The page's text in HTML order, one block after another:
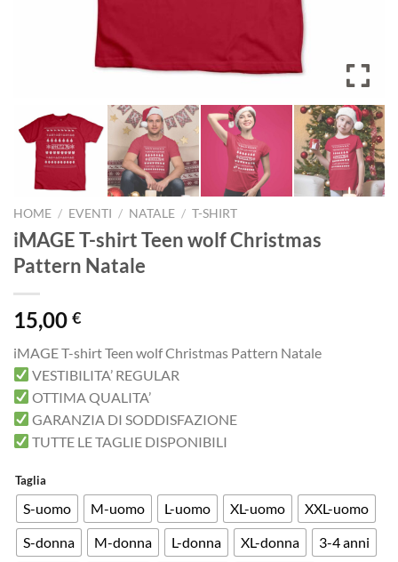
HOME / EVENTI / NATALE / T-SHIRT
iMAGE T-shirt Teen wolf Christmas
Pattern Natale
15,00 €
iMAGE T-shirt Teen wolf Christmas Pattern Natale
VESTIBILITA’ REGULAR
OTTIMA QUALITA’
GARANZIA DI SODDISFAZIONE
TUTTE LE TAGLIE DISPONIBILI
Taglia
S-uomo M-uomo L-uomo XL-uomo
XXL-uomo
S-donna
M-donna L-donna XL-donna
3-4 anni